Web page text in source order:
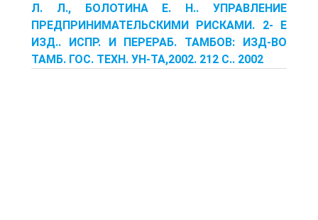
Л. Л., БОЛОТИНА Е. Н.. УПРАВЛЕНИЕ
ПРЕДПРИНИМАТЕЛЬСКИМИ РИСКАМИ. 2- Е
ИЗД.. ИСПР. И ПЕРЕРАБ. ТАМБОВ: ИЗД-ВО
ТАМБ. ГОС. ТЕХН. УН-ТА,2002. 212 С.. 2002